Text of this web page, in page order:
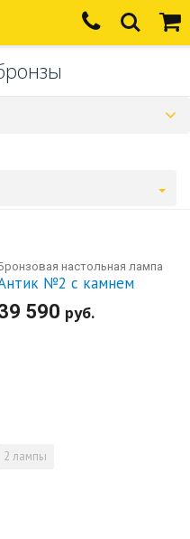
настольная лампа
№2 с камнем
590 руб.
2 лампы